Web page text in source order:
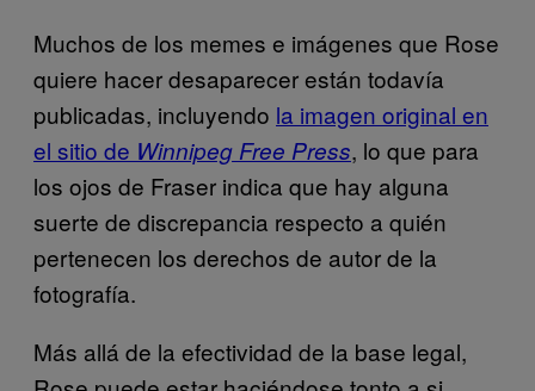
Muchos de los memes e imágenes que Rose
quiere hacer desaparecer están todavía
publicadas, incluyendo la imagen original en
el sitio de Winnipeg Free Press, lo que para
los ojos de Fraser indica que hay alguna
suerte de discrepancia respecto a quién
pertenecen los derechos de autor de la
fotografía.
Más allá de la efectividad de la base legal,